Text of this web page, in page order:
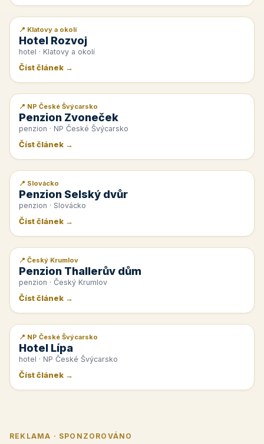
📰 PR článek
📍 Klatovy a okolí
Hotel Rozvoj
hotel · Klatovy a okolí
Číst článek →
📰 PR článek
📍 NP České Švýcarsko
Penzion Zvoneček
penzion · NP České Švýcarsko
Číst článek →
📰 PR článek
📍 Slovácko
Penzion Selský dvůr
penzion · Slovácko
Číst článek →
📰 PR článek
📍 Český Krumlov
Penzion Thallerův dům
penzion · Český Krumlov
Číst článek →
📰 PR článek
📍 NP České Švýcarsko
Hotel Lípa
hotel · NP České Švýcarsko
Číst článek →
REKLAMA · SPONZOROVÁNO